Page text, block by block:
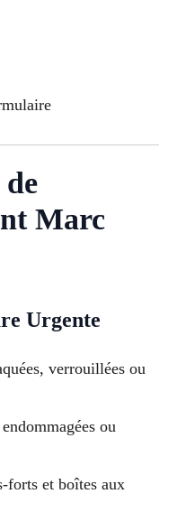
de
Marc
Urgente
verrouillées ou
ou
forts et boîtes aux